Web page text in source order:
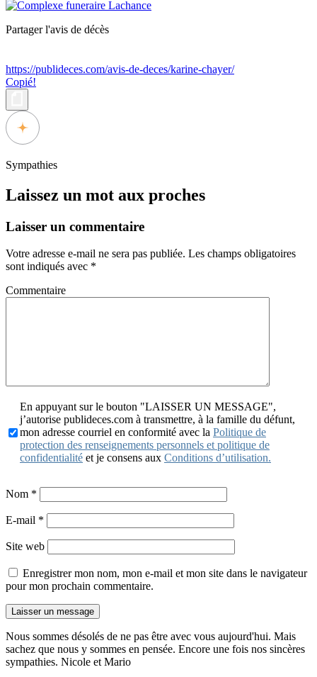
Partager l'avis de décès
https://publideces.com/avis-de-deces/karine-chayer/
Copié!
Sympathies
Laissez un mot aux proches
Laisser un commentaire
Votre adresse e-mail ne sera pas publiée. Les champs obligatoires
sont indiqués avec *
Commentaire
En appuyant sur le bouton "LAISSER UN MESSAGE",
j’autorise publideces.com à transmettre, à la famille du défunt,
mon adresse courriel en conformité avec la Politique de
protection des renseignements personnels et politique de
confidentialité et je consens aux Conditions d’utilisation.
Nom *
E-mail *
Site web
Enregistrer mon nom, mon e-mail et mon site dans le navigateur
pour mon prochain commentaire.
Nous sommes désolés de ne pas être avec vous aujourd'hui. Mais
sachez que nous y sommes en pensée. Encore une fois nos sincères
sympathies. Nicole et Mario